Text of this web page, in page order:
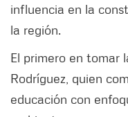
influencia en la
la región.
El primero en tomar
Rodríguez, quien
educación con